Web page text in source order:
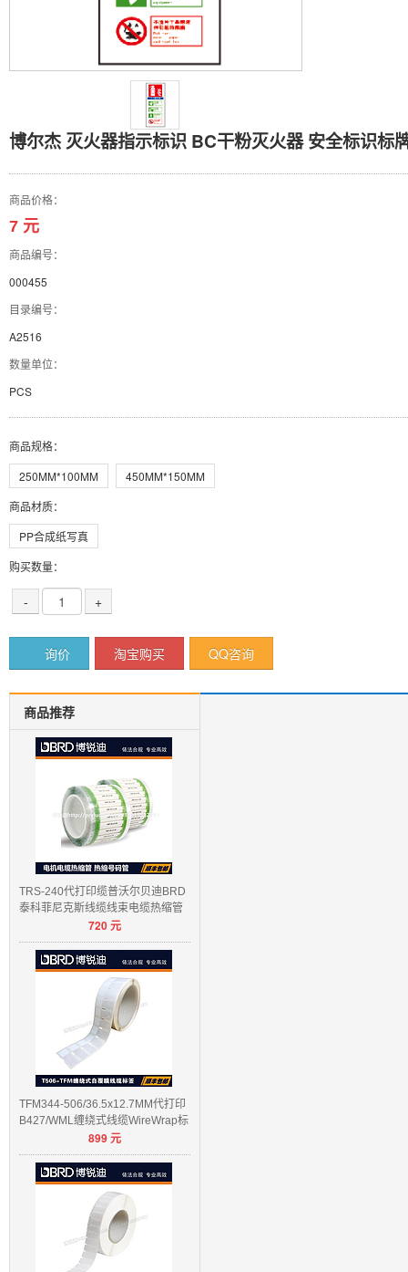
博尔杰 灭火器指示标识 BC干粉灭火器 安全标识标
商品价格：
7 元
商品编号：
000455
目录编号：
A2516
数量单位：
PCS
商品规格：
250MM*100MM
450MM*150MM
商品材质：
PP合成纸写真
购买数量：
- +
询价 淘宝购买 QQ咨询
商品推荐
TRS-240代打印缆普沃尔贝迪BRD
泰科菲尼克斯线缆线束电缆热缩管
720元
TFM344-506/36.5x12.7MM代打印
B427/WML缠绕式线缆WireWrap标
899元